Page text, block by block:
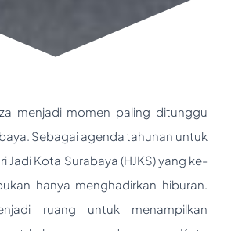
menjadi momen paling ditunggu
Sebagai agenda tahunan untuk
Jadi Kota Surabaya (HJKS) yang ke-
hanya menghadirkan hiburan.
ruang untuk menampilkan